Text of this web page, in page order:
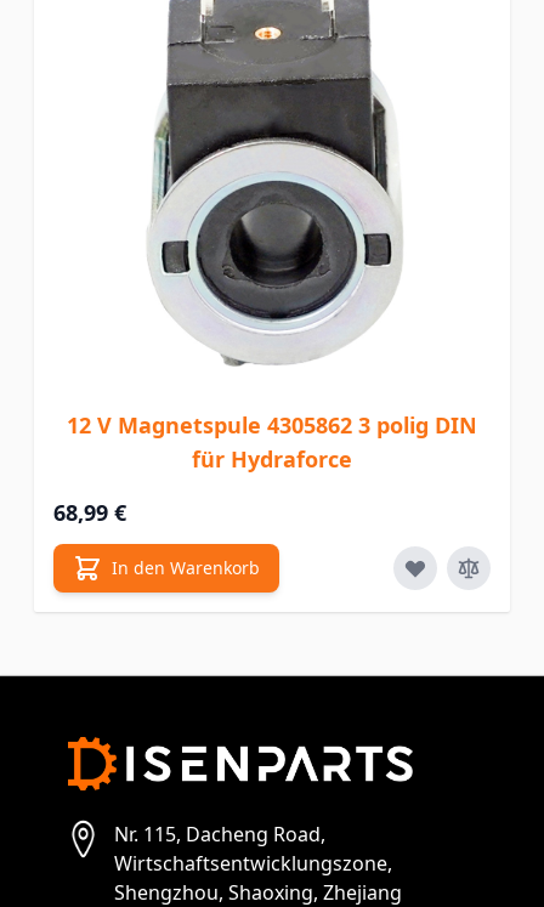
12 V Magnetspule 4305862 3 polig DIN
für Hydraforce
68,99 €
In den Warenkorb
Nr. 115, Dacheng Road,
Wirtschaftsentwicklungszone,
Shengzhou, Shaoxing, Zhejiang